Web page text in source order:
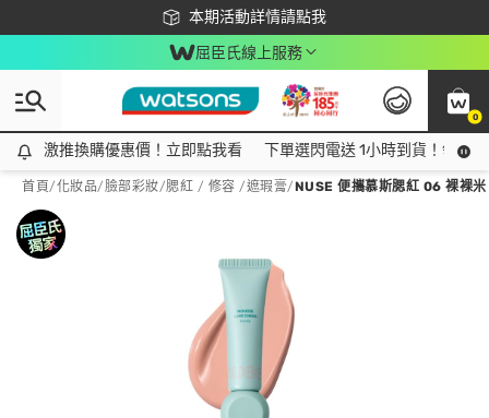
本期活動詳情請點我
下載app最高回饋$350
屈臣氏線上服務
0
激推換購優惠價！立即點我看
激推換購優惠價！立即點我看 下單選閃電送 1小時到貨！領神
首頁/化妝品/臉部彩妝/腮紅 / 修容 /遮瑕膏/NUSE 便攜慕斯腮紅 06 裸裸